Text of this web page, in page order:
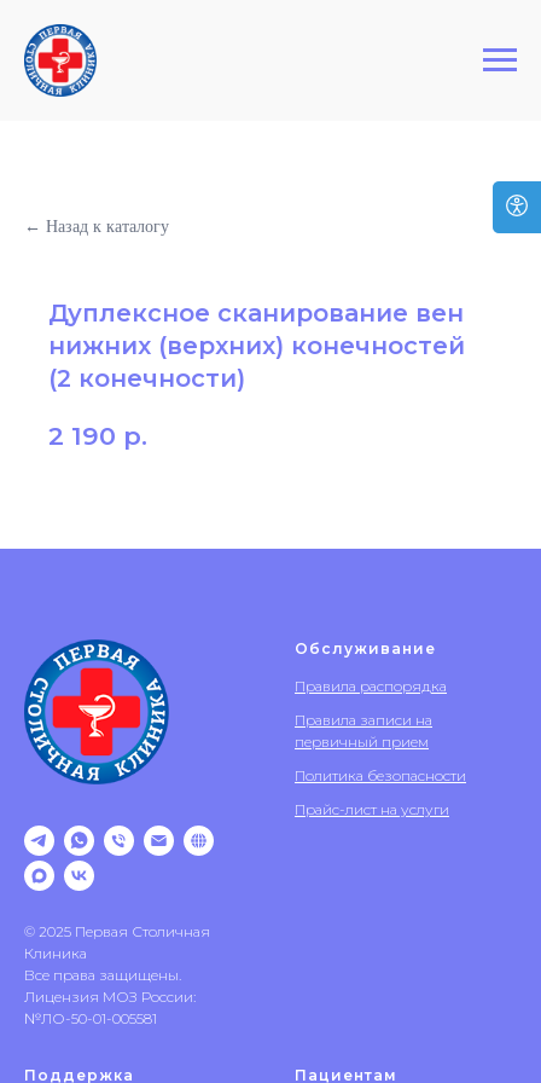
Первая Столичная Клиника
← Назад к каталогу
Дуплексное сканирование вен
нижних (верхних) конечностей
(2 конечности)
2 190 р.
© 2025 Первая Столичная
Клиника
Все права защищены.
Лицензия МОЗ России:
№ЛО-50-01-005581
Обслуживание
Правила распорядка
Правила записи на
первичный прием
Политика безопасности
Прайс-лист на услуги
Поддержка Пациентам